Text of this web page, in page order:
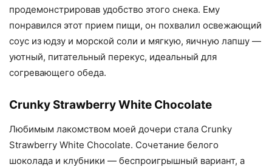
продемонстрировав удобство этого снека. Ему
понравился этот прием пищи, он похвалил освежающий
соус из юдзу и морской соли и мягкую, яичную лапшу —
уютный, питательный перекус, идеальный для
согревающего обеда.
Crunky Strawberry White Chocolate
Любимым лакомством моей дочери стала Crunky
Strawberry White Chocolate. Сочетание белого
шоколада и клубники — беспроигрышный вариант, а